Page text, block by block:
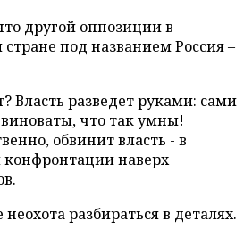
другой оппозиции в
под названием Россия –
Власть разведет руками: сами
что так умны!
обвинит власть - в
наверх
разбираться в деталях.